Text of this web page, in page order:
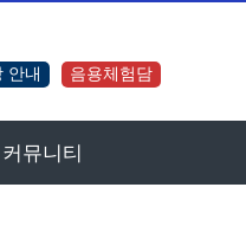
음용체험담
안내
커뮤니티